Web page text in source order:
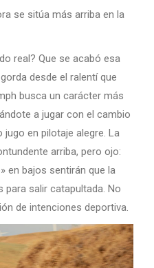
se sitúa más arriba en la
real? Que se acabó esa
desde el ralentí que
busca un carácter más
a jugar con el cambio
jugo en pilotaje alegre. La
arriba, pero ojo:
en bajos sentirán que la
salir catapultada. No
de intenciones deportiva.